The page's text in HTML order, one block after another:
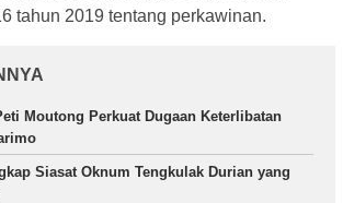
tahun 2019 tentang perkawinan.
Moutong Perkuat Dugaan Keterlibatan
Siasat Oknum Tengkulak Durian yang